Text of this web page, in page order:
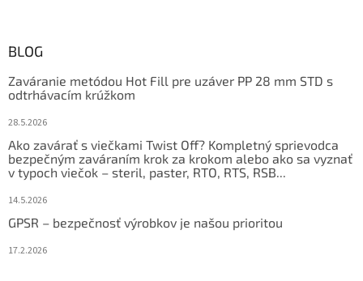
BLOG
Zaváranie metódou Hot Fill pre uzáver PP 28 mm STD s
odtrhávacím krúžkom
28.5.2026
Ako zavárať s viečkami Twist Off? Kompletný sprievodca
bezpečným zaváraním krok za krokom alebo ako sa vyznať
v typoch viečok – steril, paster, RTO, RTS, RSB...
14.5.2026
GPSR – bezpečnosť výrobkov je našou prioritou
17.2.2026